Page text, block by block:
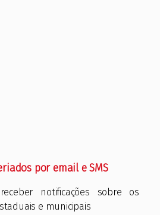
por email e SMS
notificações sobre os
e municipais